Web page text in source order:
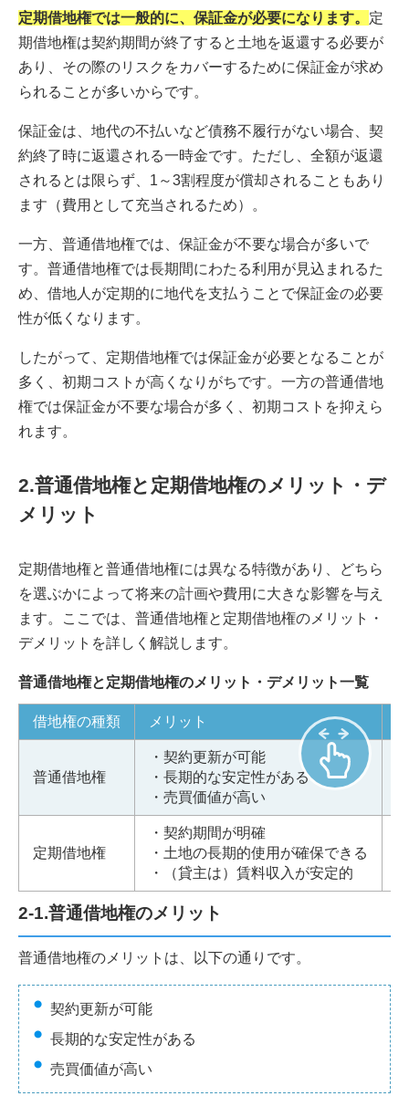
定期借地権では一般的に、保証金が必要になります。 定
期借地権は契約期間が終了すると土地を返還する必要が
あり、その際のリスクをカバーするために保証金が求め
られることが多いからです。
保証金は、地代の不払いなど債務不履行がない場合、契
約終了時に返還される一時金です。ただし、全額が返還
されるとは限らず、1～3割程度が償却されることもあり
ます（費用として充当されるため）。
一方、普通借地権では、保証金が不要な場合が多いで
す。普通借地権では長期間にわたる利用が見込まれるた
め、借地人が定期的に地代を支払うことで保証金の必要
性が低くなります。
したがって、定期借地権では保証金が必要となることが
多く、初期コストが高くなりがちです。一方の普通借地
権では保証金が不要な場合が多く、初期コストを抑えら
れます。
2.普通借地権と定期借地権のメリット・デ
メリット
定期借地権と普通借地権には異なる特徴があり、どちら
を選ぶかによって将来の計画や費用に大きな影響を与え
ます。ここでは、普通借地権と定期借地権のメリット・
デメリットを詳しく解説します。
普通借地権と定期借地権のメリット・デメリット一覧
借地権の種類 メリット
普通借地権
・契約更新が可能
・長期的な安定性がある
・売買価値が高い
定期借地権
・契約期間が明確
・土地の長期的使用が確保できる
・（貸主は）賃料収入が安定的
2-1.普通借地権のメリット
普通借地権のメリットは、以下の通りです。
契約更新が可能
長期的な安定性がある
売買価値が高い